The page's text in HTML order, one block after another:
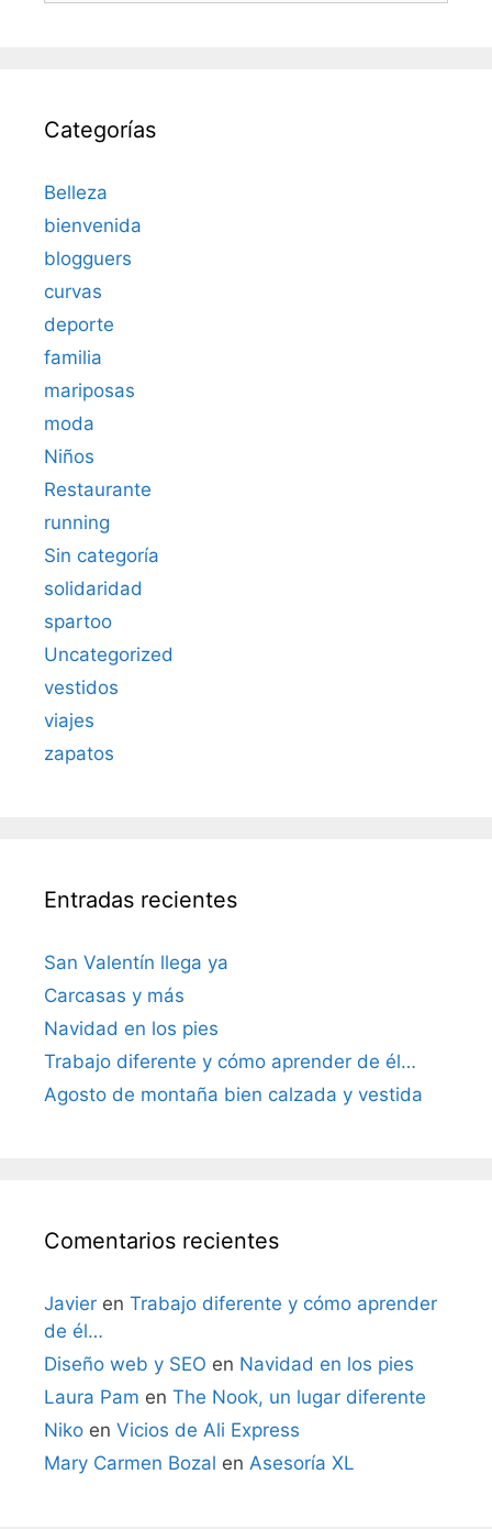
Categorías
Belleza
bienvenida
blogguers
curvas
deporte
familia
mariposas
moda
Niños
Restaurante
running
Sin categoría
solidaridad
spartoo
Uncategorized
vestidos
viajes
zapatos
Entradas recientes
San Valentín llega ya
Carcasas y más
Navidad en los pies
Trabajo diferente y cómo aprender de él…
Agosto de montaña bien calzada y vestida
Comentarios recientes
Javier en Trabajo diferente y cómo aprender
de él…
Diseño web y SEO en Navidad en los pies
Laura Pam en The Nook, un lugar diferente
Niko en Vicios de Ali Express
Mary Carmen Bozal en Asesoría XL